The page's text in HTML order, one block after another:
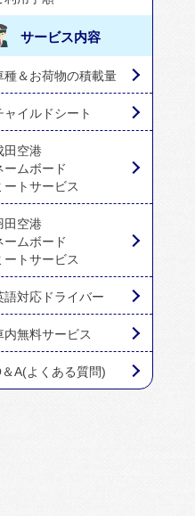
サービス内容
種＆お荷物の積載量
ャイルドシート
田空港
ームボード
ートサービス
田空港
ームボード
ートサービス
語対応ドライバー
内無料サービス
A(よくある質問)